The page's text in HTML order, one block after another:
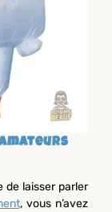
de laisser parler
, vous n’avez